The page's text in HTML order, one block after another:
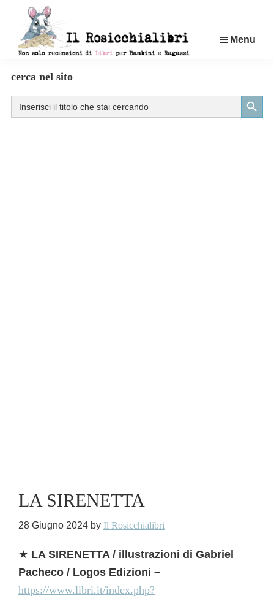
contenuto
di
libri
per
Menu
cerca nel sito
Search
for:
Search Button
LA SIRENETTA
28 Giugno 2024 by Il Rosicchialibri
★ LA SIRENETTA / illustrazioni di Gabriel
Pacheco / Logos Edizioni –
https://www.libri.it/index.php?